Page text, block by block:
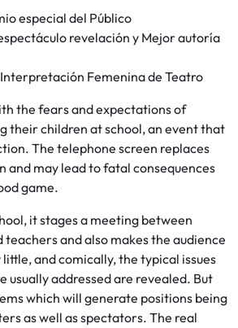
especial del Público
revelación y Mejor autoría
Femenina de Teatro
the fears and expectations of
their children at school, an event that
The telephone screen replaces
and may lead to fatal consequences
game.
it stages a meeting between
and also makes the audience
and comically, the typical issues
usually addressed are revealed. But
which will generate positions being
as well as spectators. The real